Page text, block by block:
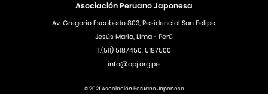
Asociación Peruano Japonesa
Av. Gregorio Escobedo 803, Residencial San Felipe
Jesús Maria, Lima - Perú
T.(511) 5187450, 5187500
info@apj.org.pe
© 2021 Asociación Peruano Japonesa